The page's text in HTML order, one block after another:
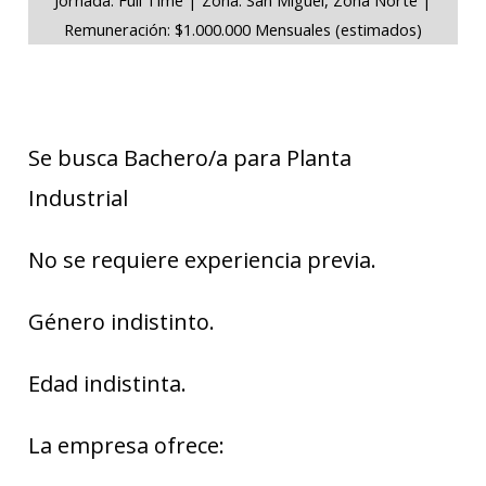
Remuneración: $1.000.000 Mensuales (estimados)
Se busca Bachero/a para Planta
Industrial
No se requiere experiencia previa.
Género indistinto.
Edad indistinta.
La empresa ofrece: